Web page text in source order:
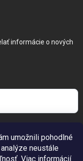
umožnili pohodlné
neustále
Viac informácií
informácie o nových